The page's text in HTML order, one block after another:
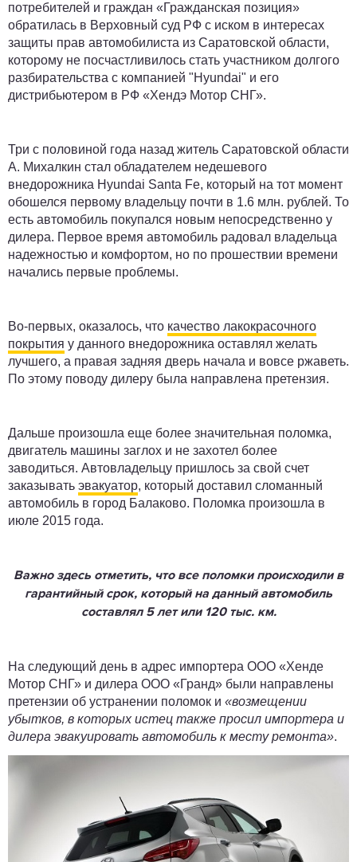
потребителей и граждан «Гражданская позиция»
обратилась в Верховный суд РФ с иском в интересах
защиты прав автомобилиста из Саратовской области,
которому не посчастливилось стать участником долгого
разбирательства с компанией "Hyundai" и его
дистрибьютером в РФ «Хендэ Мотор СНГ».
Три с половиной года назад житель Саратовской области
А. Михалкин стал обладателем недешевого
внедорожника Hyundai Santa Fe, который на тот момент
обошелся первому владельцу почти в 1.6 млн. рублей. То
есть автомобиль покупался новым непосредственно у
дилера. Первое время автомобиль радовал владельца
надежностью и комфортом, но по прошествии времени
начались первые проблемы.
Во-первых, оказалось, что качество лакокрасочного
покрытия у данного внедорожника оставлял желать
лучшего, а правая задняя дверь начала и вовсе ржаветь.
По этому поводу дилеру была направлена претензия.
Дальше произошла еще более значительная поломка,
двигатель машины заглох и не захотел более
заводиться. Автовладельцу пришлось за свой счет
заказывать эвакуатор, который доставил сломанный
автомобиль в город Балаково. Поломка произошла в
июле 2015 года.
Важно здесь отметить, что все поломки происходили в
гарантийный срок, который на данный автомобиль
составлял 5 лет или 120 тыс. км.
На следующий день в адрес импортера ООО «Хенде
Мотор СНГ» и дилера ООО «Гранд» были направлены
претензии об устранении поломок и «возмещении
убытков, в которых истец также просил импортера и
дилера эвакуировать автомобиль к месту ремонта».